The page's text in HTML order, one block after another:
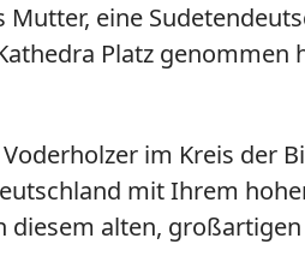
eine
Platz genommen
im Kreis der
mit Ihrem
diesem alten,